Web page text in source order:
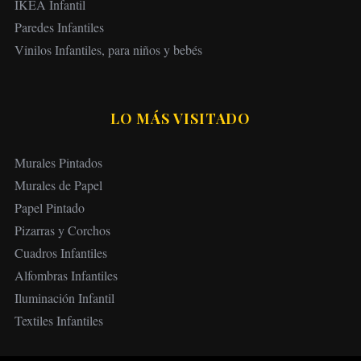
IKEA Infantil
Paredes Infantiles
Vinilos Infantiles, para niños y bebés
LO MÁS VISITADO
Murales Pintados
Murales de Papel
Papel Pintado
Pizarras y Corchos
Cuadros Infantiles
Alfombras Infantiles
Iluminación Infantil
Textiles Infantiles